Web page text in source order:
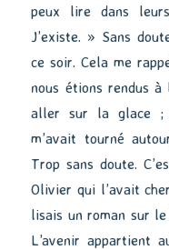
peux lire dans
J’existe. » Sans
ce soir. Cela me
nous étions rendus à
aller sur la glace ;
m’avait tourné
Trop sans doute.
Olivier qui l’avait
lisais un roman sur
L’avenir appartient